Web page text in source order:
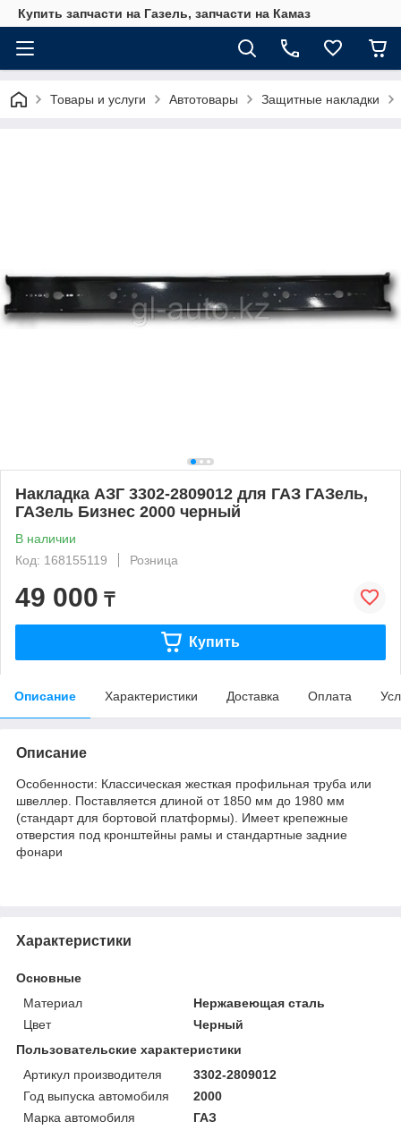
Купить запчасти на Газель, запчасти на Камаз
Товары и услуги Автотовары Защитные накладки
Накладка АЗГ 3302-2809012 для ГАЗ ГАЗель,
ГАЗель Бизнес 2000 черный
В наличии
Код: 168155119
Розница
49 000 ₸
Купить
Описание Характеристики Доставка Оплата
Описание
Особенности: Классическая жесткая профильная труба или
швеллер. Поставляется длиной от 1850 мм до 1980 мм
(стандарт для бортовой платформы). Имеет крепежные
отверстия под кронштейны рамы и стандартные задние
фонари
Характеристики
Основные
Материал
Нержавеющая сталь
Цвет
Черный
Пользовательские характеристики
Артикул производителя
3302-2809012
Год выпуска автомобиля
2000
Марка автомобиля
ГАЗ